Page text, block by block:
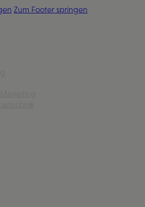
Zum Footer springen